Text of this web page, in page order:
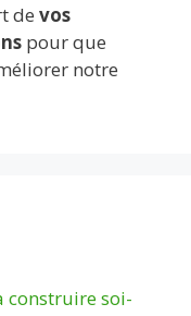
de vos
pour que
notre
construire soi-